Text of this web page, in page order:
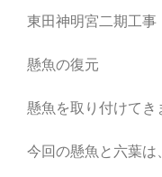
東田神明宮二期工
懸魚の復元
懸魚を取り付けてき
今回の懸魚と六葉は